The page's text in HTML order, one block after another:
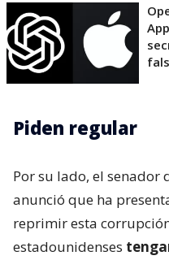
Piden regular
Por su lado, el
anunció que ha
reprimir esta
estadounidenses